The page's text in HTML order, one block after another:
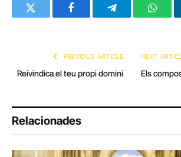
Twitter FacebookTelegram
PREVIOUS ARTICLE
Reivindica el teu propi domini
NEXT
Els
Relacionades